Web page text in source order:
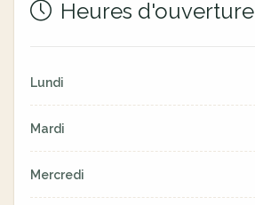
Heures d'ouverture
Lundi
Mardi
Mercredi